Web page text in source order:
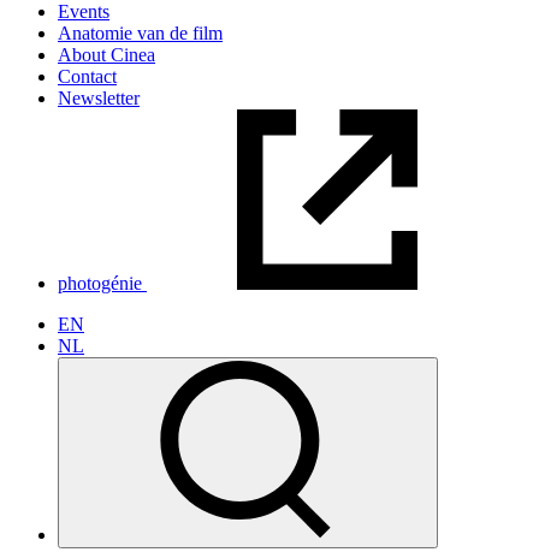
Events
Anatomie van de film
About Cinea
Contact
Newsletter
photogénie
EN
NL